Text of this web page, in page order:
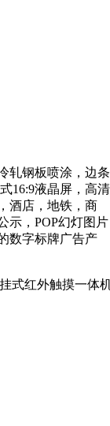
钢板喷涂，边条
16:9液晶屏，高清
酒店，地铁，商
示，POP幻灯图片
数字标牌广告产